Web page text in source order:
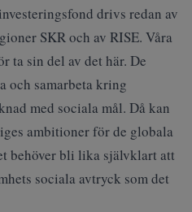
drivs redan av
SKR och av RISE. Våra
ta sin del av det här. De
och samarbeta kring
med sociala mål. Då kan
ambitioner för de globala
behöver bli lika självklart att
sociala avtryck som det